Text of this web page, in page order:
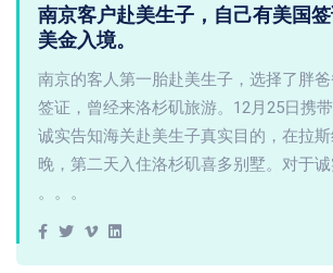
南京客户赴美生子，自己有美国
美金入境。
南京的客人第一胎赴美生子，选择了胖
签证，曾经来洛杉矶旅游。12月25日携
诚实告知海关赴美生子真实目的，在拉
晚，第二天入住洛杉矶喜多别墅。对于
。。。